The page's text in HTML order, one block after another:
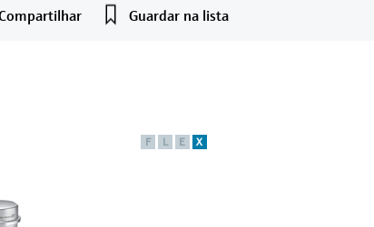
Guardar na lista
F L E X